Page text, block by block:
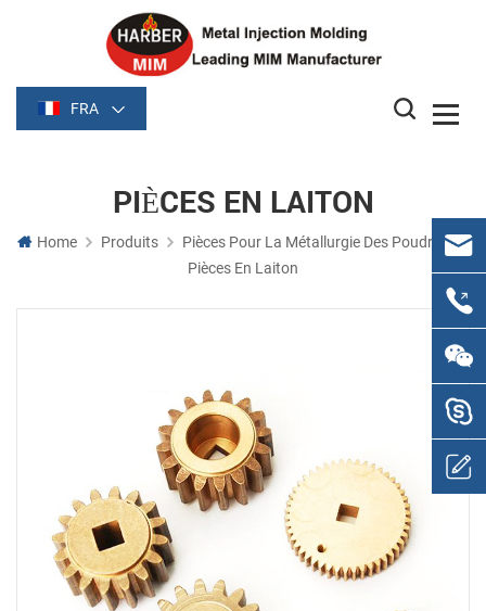
FRA
PIÈCES EN LAITON
Home Produits
Pièces Pour La Métallurgie Des Poudres
Pièces En Laiton